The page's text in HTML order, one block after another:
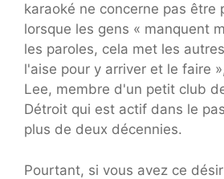
karaoké ne concerne pas être
lorsque les gens « manquent
les paroles, cela met les
l'aise pour y arriver et le faire
Lee, membre d'un petit club
Détroit qui est actif dans le
plus de deux décennies.
Pourtant, si vous avez ce